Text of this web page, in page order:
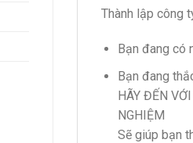
Thành lập công
Bạn đang có
Bạn đang
HÃY ĐẾN
NGHIỆM
Sẽ giúp bạn